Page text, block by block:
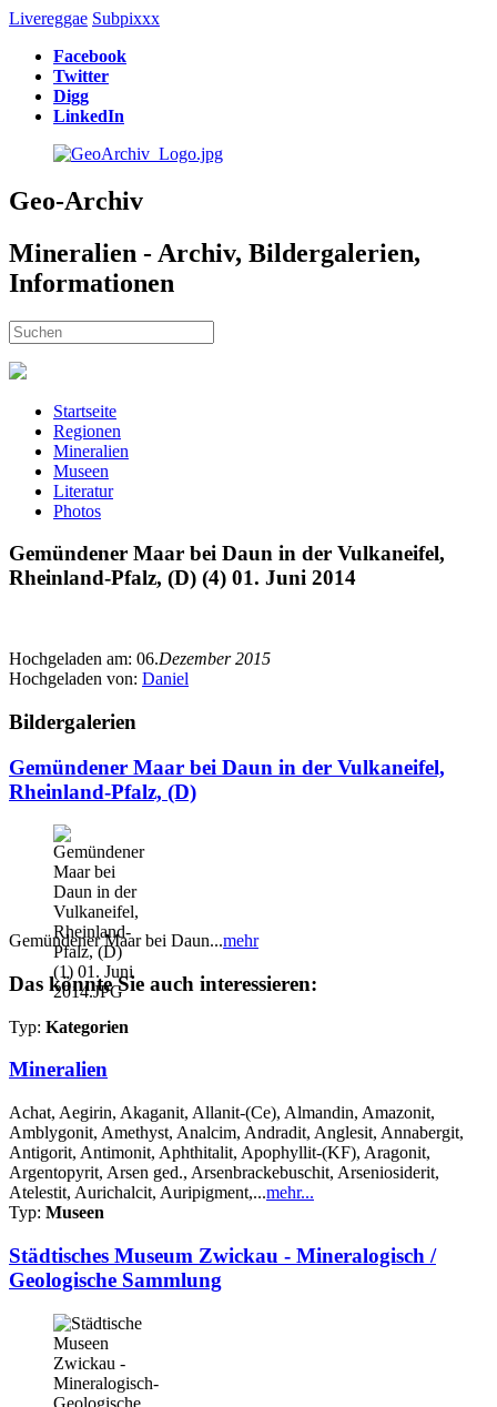
Livereggae Subpixxx
Facebook
Twitter
Digg
LinkedIn
Geo-Archiv
Mineralien - Archiv, Bildergalerien,
Informationen
Startseite
Regionen
Mineralien
Museen
Literatur
Photos
Gemündener Maar bei Daun in der Vulkaneifel,
Rheinland-Pfalz, (D) (4) 01. Juni 2014
Hochgeladen am: 06.Dezember 2015
Hochgeladen von: Daniel
Bildergalerien
Gemündener Maar bei Daun in der Vulkaneifel,
Rheinland-Pfalz, (D)
Gemündener Maar bei Daun...mehr
Das könnte Sie auch interessieren:
Typ: Kategorien
Mineralien
Achat, Aegirin, Akaganit, Allanit-(Ce), Almandin, Amazonit,
Amblygonit, Amethyst, Analcim, Andradit, Anglesit, Annabergit,
Antigorit, Antimonit, Aphthitalit, Apophyllit-(KF), Aragonit,
Argentopyrit, Arsen ged., Arsenbrackebuschit, Arseniosiderit,
Atelestit, Aurichalcit, Auripigment,...mehr...
Typ: Museen
Städtisches Museum Zwickau - Mineralogisch /
Geologische Sammlung